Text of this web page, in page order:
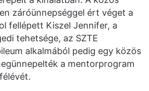
záróünnepséggel ért véget a
fellépett Kiszel Jennifer, a
tehetsége, az SZTE
alkalmából pedig egy közös
a mentorprogram